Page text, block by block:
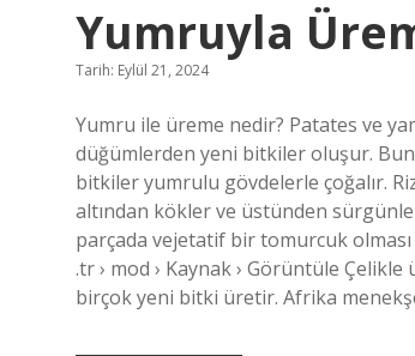
Yumruyla
Tarih: Eylül 21, 2024
Yumru ile üreme nedir? Patates ve
düğümlerden yeni bitkiler oluşur.
bitkiler yumrulu gövdelerle çoğalır.
altından kökler ve üstünden
parçada vejetatif bir tomurcuk
.tr › mod › Kaynak › Görüntüle
birçok yeni bitki üretir. Afrika